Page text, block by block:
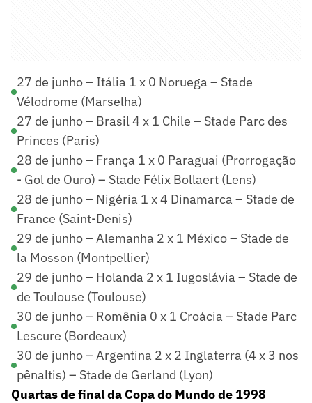
27 de junho – Itália 1 x 0 Noruega – Stade
Vélodrome (Marselha)
27 de junho – Brasil 4 x 1 Chile – Stade Parc des
Princes (Paris)
28 de junho – França 1 x 0 Paraguai (Prorrogação
- Gol de Ouro) – Stade Félix Bollaert (Lens)
28 de junho – Nigéria 1 x 4 Dinamarca – Stade de
France (Saint-Denis)
29 de junho – Alemanha 2 x 1 México – Stade de
la Mosson (Montpellier)
29 de junho – Holanda 2 x 1 Iugoslávia – Stade de
de Toulouse (Toulouse)
30 de junho – Romênia 0 x 1 Croácia – Stade Parc
Lescure (Bordeaux)
30 de junho – Argentina 2 x 2 Inglaterra (4 x 3 nos
pênaltis) – Stade de Gerland (Lyon)
Quartas de final da Copa do Mundo de 1998